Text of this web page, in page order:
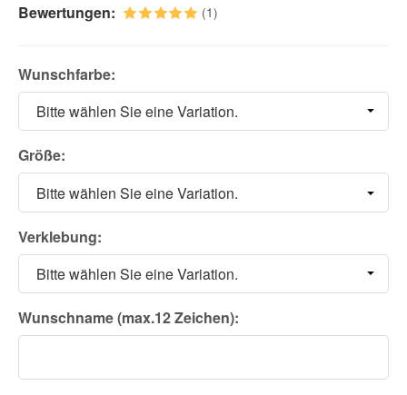
Bewertungen:
(1)
Wunschfarbe:
Bitte wählen Sie eine Variation.
Größe:
Bitte wählen Sie eine Variation.
Verklebung:
Bitte wählen Sie eine Variation.
Wunschname (max.12 Zeichen):